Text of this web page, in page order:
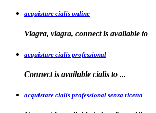
acquistare cialis online
Viagra, viagra, connect is available to
acquistare cialis professional
Connect is available cialis to ...
acquistare cialis professional senza ricetta